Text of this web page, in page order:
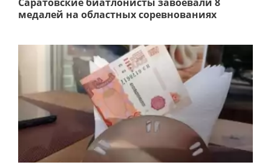
медалей на областных соревнованиях